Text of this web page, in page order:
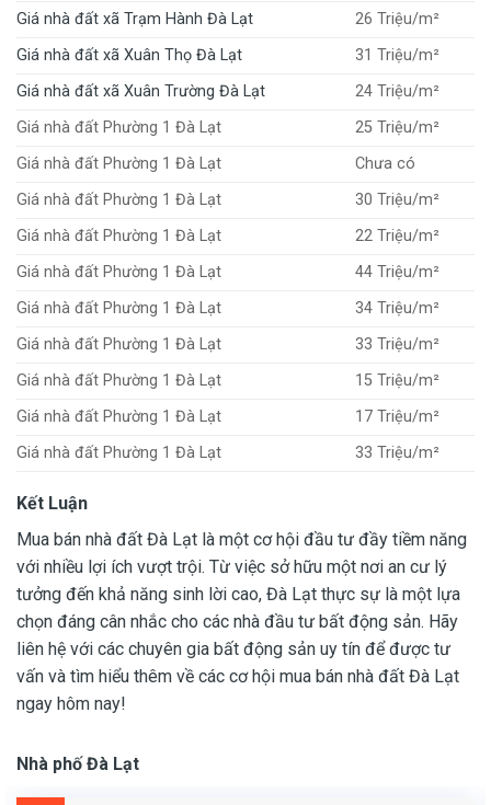
Giá nhà đất xã Trạm Hành Đà Lạt
26 Triệu/m²
Giá nhà đất xã Xuân Thọ Đà Lạt
31 Triệu/m²
Giá nhà đất xã Xuân Trường Đà Lạt
24 Triệu/m²
Giá nhà đất Phường 1 Đà Lạt
25 Triệu/m²
Giá nhà đất Phường 1 Đà Lạt
Chưa có
Giá nhà đất Phường 1 Đà Lạt
30 Triệu/m²
Giá nhà đất Phường 1 Đà Lạt
22 Triệu/m²
Giá nhà đất Phường 1 Đà Lạt
44 Triệu/m²
Giá nhà đất Phường 1 Đà Lạt
34 Triệu/m²
Giá nhà đất Phường 1 Đà Lạt
33 Triệu/m²
Giá nhà đất Phường 1 Đà Lạt
15 Triệu/m²
Giá nhà đất Phường 1 Đà Lạt
17 Triệu/m²
Giá nhà đất Phường 1 Đà Lạt
33 Triệu/m²
Kết Luận
Mua bán nhà đất Đà Lạt là một cơ hội đầu tư đầy tiềm năng
với nhiều lợi ích vượt trội. Từ việc sở hữu một nơi an cư lý
tưởng đến khả năng sinh lời cao, Đà Lạt thực sự là một lựa
chọn đáng cân nhắc cho các nhà đầu tư bất động sản. Hãy
liên hệ với các chuyên gia bất động sản uy tín để được tư
vấn và tìm hiểu thêm về các cơ hội mua bán nhà đất Đà Lạt
ngay hôm nay!
Nhà phố Đà Lạt